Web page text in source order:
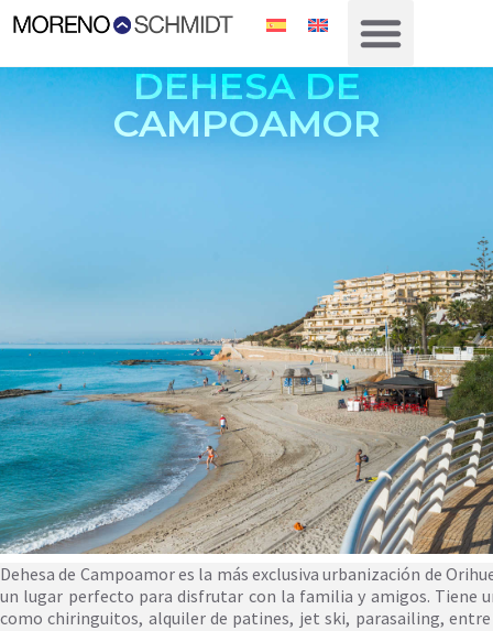
DEHESA DE
CAMPOAMOR
Dehesa de Campoamor es la más exclusiva urbanización de
un lugar perfecto para disfrutar con la familia y amigos. Tiene
como chiringuitos, alquiler de patines, jet ski, parasailing,